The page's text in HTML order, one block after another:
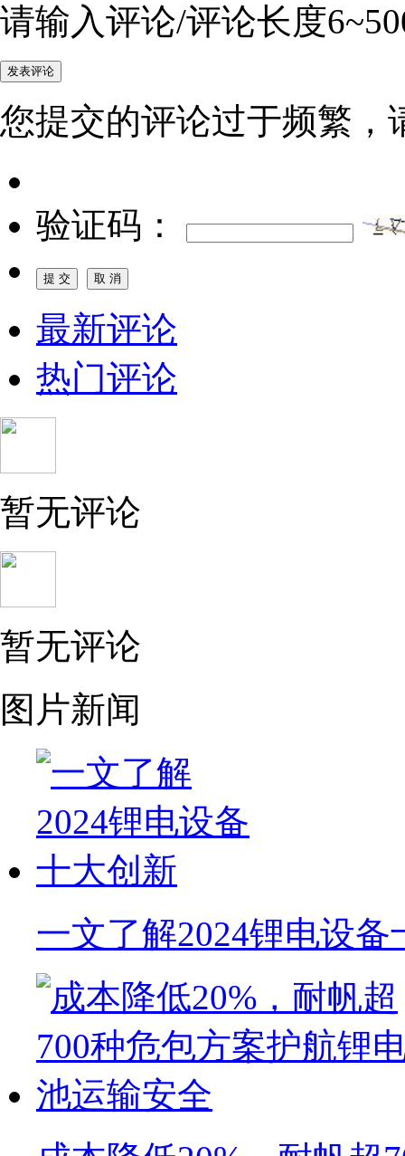
请输入评论/评论长度
您提交的评论过于频繁，
验证码：
最新评论
热门评论
暂无评论
暂无评论
图片新闻
一文了解2024锂电设备